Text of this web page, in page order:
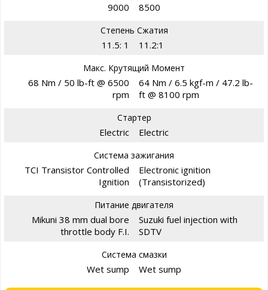
9000 8500
Степень Сжатия
11.5: 1 11.2:1
Макс. Крутящий Момент
68 Nm / 50 lb-ft @ 6500
rpm
64 Nm / 6.5 kgf-m / 47.2 lb-
ft @ 8100 rpm
Стартер
Electric Electric
Система зажигания
TCI Transistor Controlled
Ignition
Electronic ignition
(Transistorized)
Питание двигателя
Mikuni 38 mm dual bore
throttle body F.I.
Suzuki fuel injection with
SDTV
Система смазки
Wet sump Wet sump